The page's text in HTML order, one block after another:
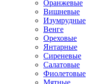
Оранжевые
Вишневые
Изумрудные
Венге
Ореховые
Янтарные
Сиреневые
Салатовые
Фиолетовые
Мятные